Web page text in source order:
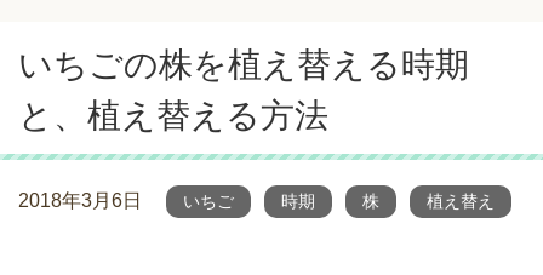
いちごの株を植え替える時期
と、植え替える方法
2018年3月6日 いちご 時期 株 植え替え